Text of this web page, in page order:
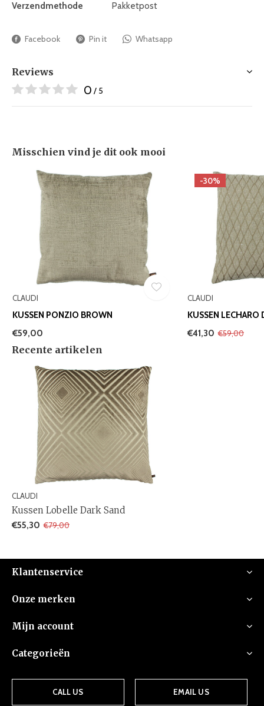
Verzendmethode
Pakketpost
Facebook Pin it Whatsapp
Reviews
0 / 5
Misschien vind je dit ook mooi
CLAUDI
KUSSEN PONZIO BROWN
€59,00
-30%
CLAUDI
KUSSEN LECHARO
€41,30 €59,00
Recente artikelen
CLAUDI
Kussen Lobelle Dark Sand
€55,30 €79,00
Klantenservice
Onze merken
Mijn account
Categorieën
CALL US EMAIL US